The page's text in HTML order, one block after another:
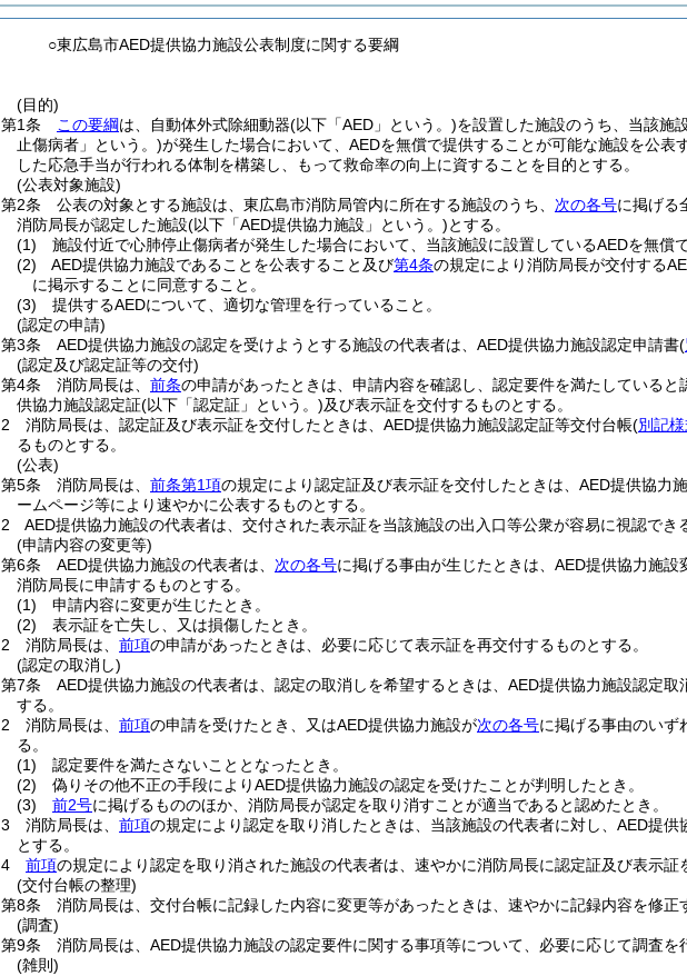
○東広島市AED提供協力施設公表制度に関する要綱
(目的)
第1条
この要綱は、自動体外式除細動器(以下「AED」という。)を設置した施設のうち、当該施
止傷病者」という。)が発生した場合において、AEDを無償で提供することが可能な施設を公
した応急手当が行われる体制を構築し、もって救命率の向上に資することを目的とする。
(公表対象施設)
第2条
公表の対象とする施設は、東広島市消防局管内に所在する施設のうち、 次の各号に掲げる
消防局長が認定した施設(以下「AED提供協力施設」という。)とする。
(1)
施設付近で心肺停止傷病者が発生した場合において、当該施設に設置しているAEDを無償
(2)
AED提供協力施設であることを公表すること及び第4条の規定により消防局長が交付する
に掲示することに同意すること。
(3)
提供するAEDについて、適切な管理を行っていること。
(認定の申請)
第3条
AED提供協力施設の認定を受けようとする施設の代表者は、AED提供協力施設認定申請書(
(認定及び認定証等の交付)
第4条
消防局長は、 前条の申請があったときは、申請内容を確認し、認定要件を満たしている
供協力施設認定証(以下「認定証」という。)及び表示証を交付するものとする。
2
消防局長は、認定証及び表示証を交付したときは、AED提供協力施設認定証等交付台帳(別記
るものとする。
(公表)
第5条
消防局長は、 前条第1項の規定により認定証及び表示証を交付したときは、AED提供協力
ームページ等により速やかに公表するものとする。
2
AED提供協力施設の代表者は、交付された表示証を当該施設の出入口等公衆が容易に視認でき
(申請内容の変更等)
第6条
AED提供協力施設の代表者は、 次の各号に掲げる事由が生じたときは、AED提供協力施
消防局長に申請するものとする。
(1)
申請内容に変更が生じたとき。
(2)
表示証を亡失し、又は損傷したとき。
2
消防局長は、 前項の申請があったときは、必要に応じて表示証を再交付するものとする。
(認定の取消し)
第7条
AED提供協力施設の代表者は、認定の取消しを希望するときは、AED提供協力施設認定取
する。
2
消防局長は、 前項の申請を受けたとき、又はAED提供協力施設が次の各号に掲げる事由のいず
る。
(1)
認定要件を満たさないこととなったとき。
(2)
偽りその他不正の手段によりAED提供協力施設の認定を受けたことが判明したとき。
(3)
前2号に掲げるもののほか、消防局長が認定を取り消すことが適当であると認めたとき。
3
消防局長は、 前項の規定により認定を取り消したときは、当該施設の代表者に対し、AED提供
とする。
4
前項の規定により認定を取り消された施設の代表者は、速やかに消防局長に認定証及び表示証
(交付台帳の整理)
第8条
消防局長は、交付台帳に記録した内容に変更等があったときは、速やかに記録内容を修正
(調査)
第9条
消防局長は、AED提供協力施設の認定要件に関する事項等について、必要に応じて調査を
(雑則)